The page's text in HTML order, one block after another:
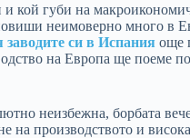
и кой губи на
неимоверно много в
заводите си в Испания още
на Европа ще поеме
неизбежна, борбата
на производството и